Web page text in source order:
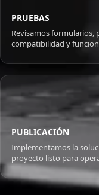
PRUEBAS
Revisamos formularios,
compatibilidad y
PUBLICACIÓN
Implementamos la
proyecto listo para